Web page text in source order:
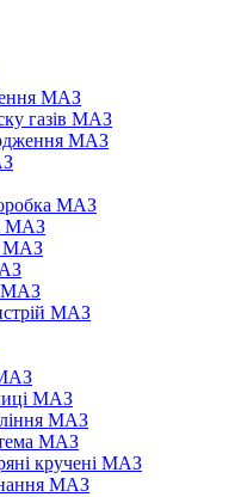
МАЗ
газів МАЗ
МАЗ
МАЗ
МАЗ
МАЗ
МАЗ
МАЗ
МАЗ
МАЗ
МАЗ
кручені МАЗ
МАЗ